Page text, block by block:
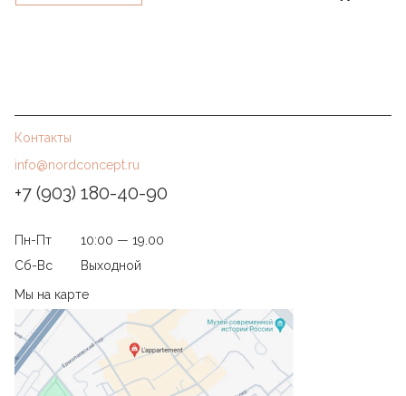
Контакты
info@nordconcept.ru
+7 (903) 180-40-90
Пн-Пт
10:00 — 19.00
Сб-Вс
Выходной
Мы на карте